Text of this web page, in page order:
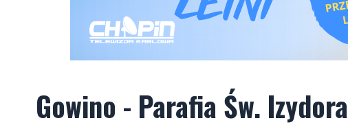
Gowino - Parafia Św. Izydora